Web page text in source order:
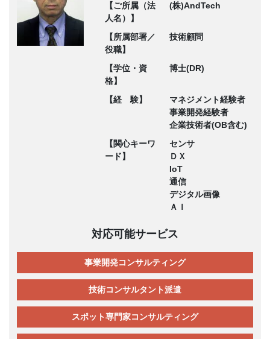
【ご所属（法
人名）】
(株)AndTech
【所属部署／
役職】
技術顧問
【学位・資
格】
博士(DR)
【経 験】
マネジメント経験者
事業開発経験者
企業技術者(OB含む)
【関心キーワ
ード】
センサ
ＤＸ
IoT
通信
デジタル画像
ＡＩ
対応可能サービス
事業開発コンサルティング
技術コンサルタント派遣
スポット専門家コンサルティング